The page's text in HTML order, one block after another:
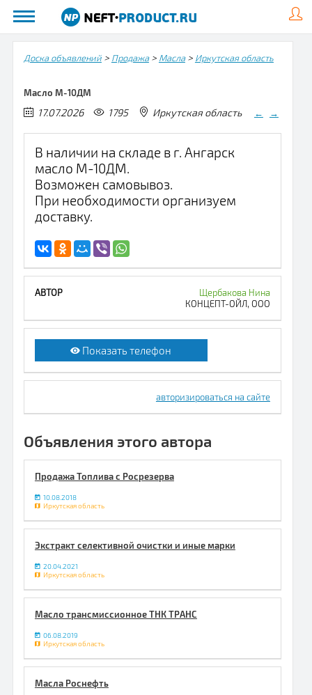
Доска объявлений> Продажа> Масла> Иркутская область
Масло М-10ДМ
17.07.2026 1795 Иркутская область ← →
В наличии на складе в г. Ангарск
масло М-10ДМ.
Возможен самовывоз.
При необходимости организуем
доставку.
Щербакова Нина
КОНЦЕПТ-ОЙЛ, ООО
Показать телефон
авторизироваться на сайте
Объявления этого автора
Продажа Топлива с Росрезерва
10.08.2018
Иркутская область
Экстракт селективной очистки и иные марки
20.04.2021
Иркутская область
Масло трансмиссионное ТНК ТРАНС
06.08.2019
Иркутская область
Масла Роснефть